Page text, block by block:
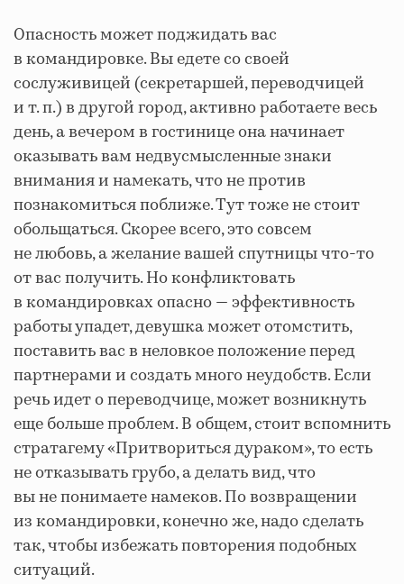
Опасность может поджидать вас
в командировке. Вы едете со своей
сослуживицей (секретаршей, переводчицей
и т. п.) в другой город, активно работаете весь
день, а вечером в гостинице она начинает
оказывать вам недвусмысленные знаки
внимания и намекать, что не против
познакомиться поближе. Тут тоже не стоит
обольщаться. Скорее всего, это совсем
не любовь, а желание вашей спутницы что-то
от вас получить. Но конфликтовать
в командировках опасно — эффективность
работы упадет, девушка может отомстить,
поставить вас в неловкое положение перед
партнерами и создать много неудобств. Если
речь идет о переводчице, может возникнуть
еще больше проблем. В общем, стоит вспомнить
стратагему «Притвориться дураком», то есть
не отказывать грубо, а делать вид, что
вы не понимаете намеков. По возвращении
из командировки, конечно же, надо сделать
так, чтобы избежать повторения подобных
ситуаций.